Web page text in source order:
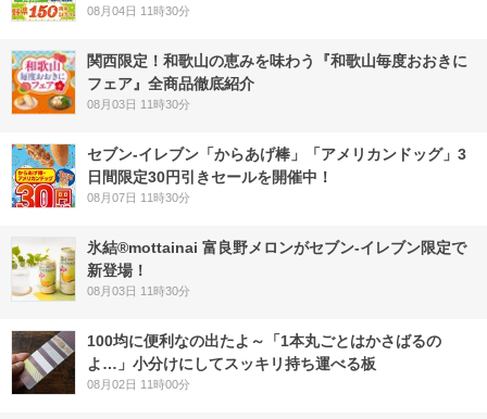
08月04日 11時30分
関西限定！和歌山の恵みを味わう『和歌山毎度おおきに
フェア』全商品徹底紹介
08月03日 11時30分
セブン‐イレブン「からあげ棒」「アメリカンドッグ」3
日間限定30円引きセールを開催中！
08月07日 11時30分
氷結®mottainai 富良野メロンがセブン‐イレブン限定で
新登場！
08月03日 11時30分
100均に便利なの出たよ～「1本丸ごとはかさばるの
よ…」小分けにしてスッキリ持ち運べる板
08月02日 11時00分